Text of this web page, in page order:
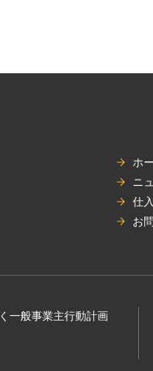
ホ
ニ
仕
お
⼀般事業主⾏動計画